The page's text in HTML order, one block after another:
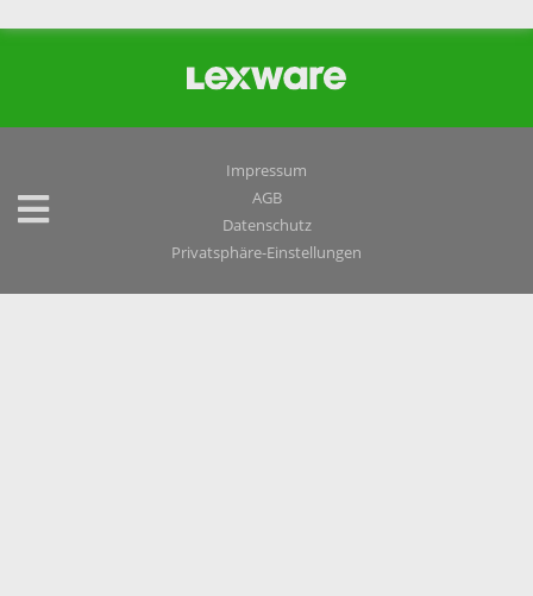
Impressum
AGB
Datenschutz
Privatsphäre-Einstellungen